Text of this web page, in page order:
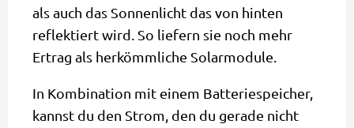
als auch das Sonnenlicht das von hinten
reflektiert wird. So liefern sie noch mehr
Ertrag als herkömmliche Solarmodule.
In Kombination mit einem Batteriespeicher,
kannst du den Strom, den du gerade nicht